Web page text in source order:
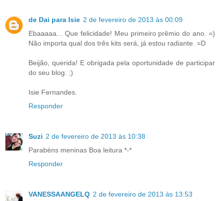
de Dai para Isie 2 de fevereiro de 2013 às 00:09
Ebaaaaa... Que felicidade! Meu primeiro prêmio do ano. =)
Não importa qual dos três kits será, já estou radiante. =D
Beijão, querida! E obrigada pela oportunidade de participar
do seu blog. ;)
Isie Fernandes.
Responder
Suzi 2 de fevereiro de 2013 às 10:38
Parabéns meninas Boa leitura *-*
Responder
VANESSAANGELQ 2 de fevereiro de 2013 às 13:53